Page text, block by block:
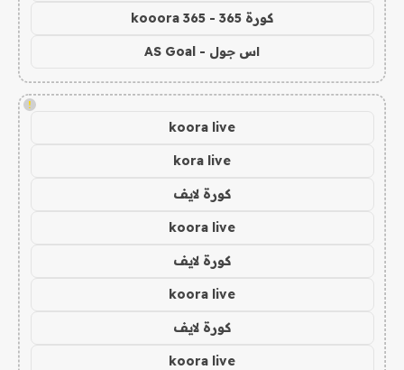
كورة 365 - kooora 365
اس جول - AS Goal
!
koora live
kora live
كورة لايف
koora live
كورة لايف
koora live
كورة لايف
koora live